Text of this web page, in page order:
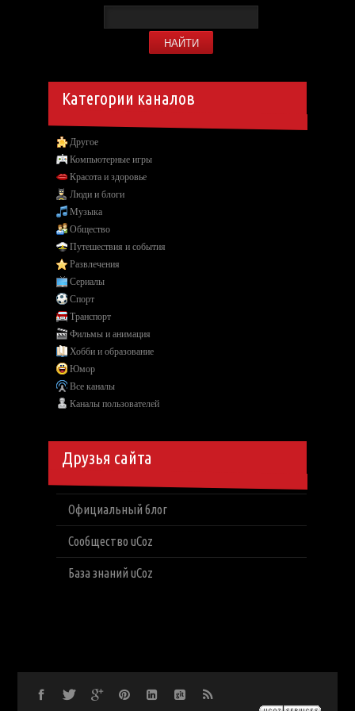
Категории каналов
Другое
Компьютерные игры
Красота и здоровье
Люди и блоги
Музыка
Общество
Путешествия и события
Развлечения
Сериалы
Спорт
Транспорт
Фильмы и анимация
Хобби и образование
Юмор
Все каналы
Каналы пользователей
Друзья сайта
Официальный блог
Сообщество uCoz
База знаний uCoz